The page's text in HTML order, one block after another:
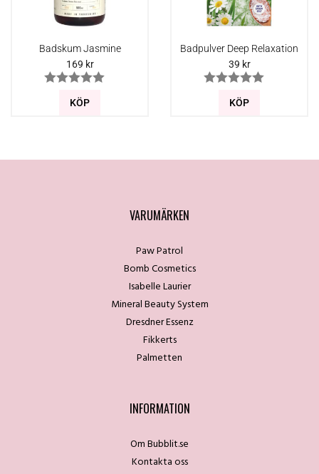
Badskum Jasmine
169 kr
KÖP
Badpulver Deep Relaxation
39 kr
KÖP
VARUMÄRKEN
Paw Patrol
Bomb Cosmetics
Isabelle Laurier
Mineral Beauty System
Dresdner Essenz
Fikkerts
Palmetten
INFORMATION
Om Bubblit.se
Kontakta oss